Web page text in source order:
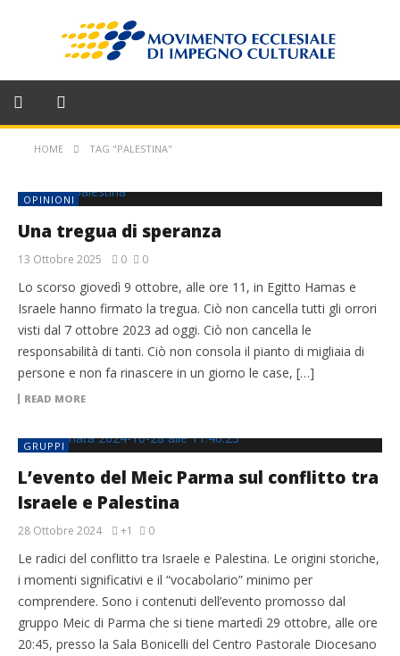
HOME TAG "PALESTINA"
OPINIONI
Una tregua di speranza
13 Ottobre 2025 0 0
Lo scorso giovedì 9 ottobre, alle ore 11, in Egitto Hamas e
Israele hanno firmato la tregua. Ciò non cancella tutti gli orrori
visti dal 7 ottobre 2023 ad oggi. Ciò non cancella le
responsabilità di tanti. Ciò non consola il pianto di migliaia di
persone e non fa rinascere in un giorno le case, […]
READ MORE
GRUPPI
L’evento del Meic Parma sul conflitto tra
Israele e Palestina
28 Ottobre 2024 +1 0
Le radici del conflitto tra Israele e Palestina. Le origini storiche,
i momenti significativi e il “vocabolario” minimo per
comprendere. Sono i contenuti dell’evento promosso dal
gruppo Meic di Parma che si tiene martedì 29 ottobre, alle ore
20:45, presso la Sala Bonicelli del Centro Pastorale Diocesano